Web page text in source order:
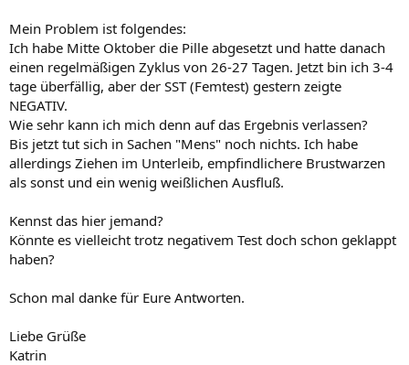
Mein Problem ist folgendes:
Ich habe Mitte Oktober die Pille abgesetzt und hatte danach
einen regelmäßigen Zyklus von 26-27 Tagen. Jetzt bin ich 3-4
tage überfällig, aber der SST (Femtest) gestern zeigte
NEGATIV.
Wie sehr kann ich mich denn auf das Ergebnis verlassen?
Bis jetzt tut sich in Sachen "Mens" noch nichts. Ich habe
allerdings Ziehen im Unterleib, empfindlichere Brustwarzen
als sonst und ein wenig weißlichen Ausfluß.
Kennst das hier jemand?
Könnte es vielleicht trotz negativem Test doch schon geklappt
haben?
Schon mal danke für Eure Antworten.
Liebe Grüße
Katrin